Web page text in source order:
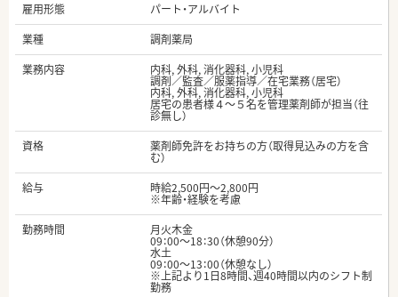
雇用形態
パート・アルバイト
業種
調剤薬局
業務内容
内科, 外科, 消化器科, 小児科
調剤／監査／服薬指導／在宅業務（居宅）
内科, 外科, 消化器科, 小児科
居宅の患者様４～５名を管理薬剤師が担当（往
診無し）
資格
薬剤師免許をお持ちの方（取得見込みの方を含
む）
給与
時給2,500円～2,800円
※年齢・経験を考慮
勤務時間
月火木金
09：00～18：30（休憩90分）
水土
09：00～13：00（休憩なし）
※上記より1日8時間、週40時間以内のシフト制
勤務